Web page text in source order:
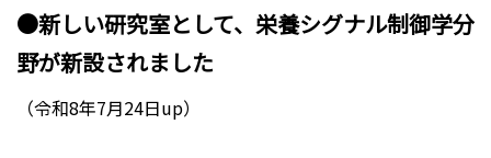
●新しい研究室として、栄養シグナル制御学分
野が新設されました
（令和8年7月24日up）